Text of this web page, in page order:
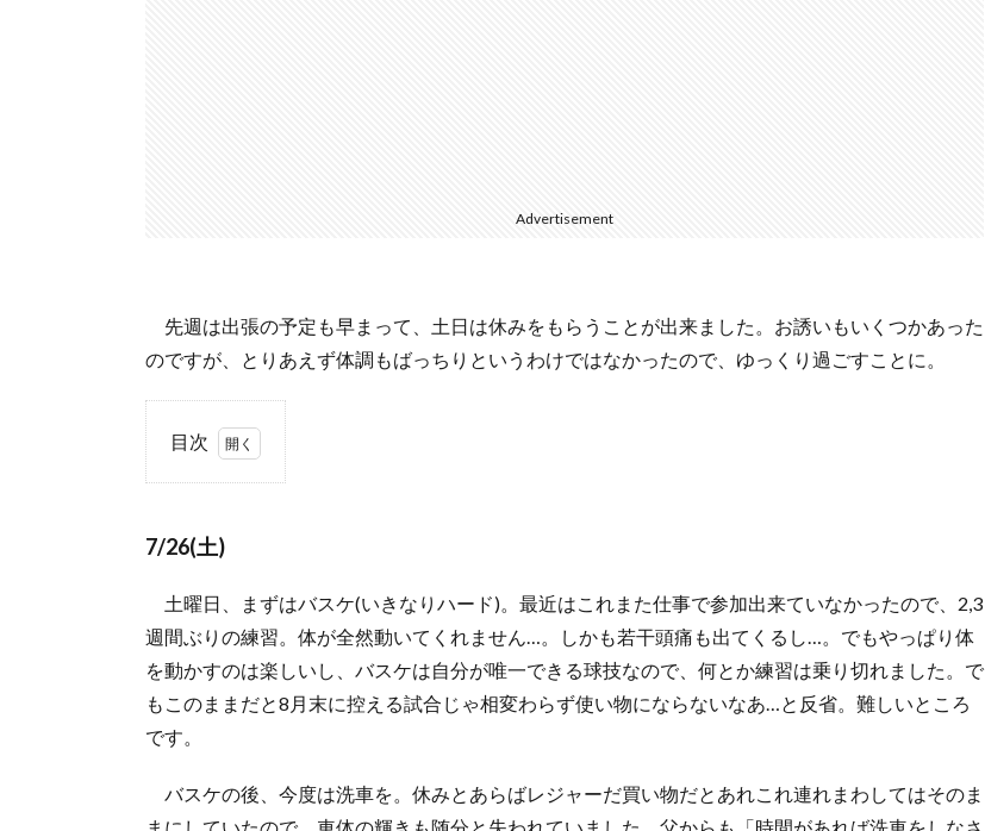
Advertisement
先週は出張の予定も早まって、土日は休みをもらうことが出来ました。お誘いもいくつかあった
のですが、とりあえず体調もばっちりというわけではなかったので、ゆっくり過ごすことに。
目次
1.
2.
3.
今
日
ぐ
っ
来
た
7/26(土)
土曜日、まずはバスケ(いきなりハード)。最近はこれまた仕事で参加出来ていなかったので、2,3
週間ぶりの練習。体が全然動いてくれません…。しかも若干頭痛も出てくるし…。でもやっぱり体
を動かすのは楽しいし、バスケは自分が唯一できる球技なので、何とか練習は乗り切れました。で
もこのままだと8月末に控える試合じゃ相変わらず使い物にならないなあ…と反省。難しいところ
です。
バスケの後、今度は洗車を。休みとあらばレジャーだ買い物だとあれこれ連れまわしてはそのま